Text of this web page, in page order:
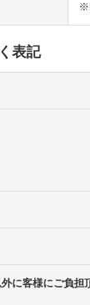
表記
に客様にご負担